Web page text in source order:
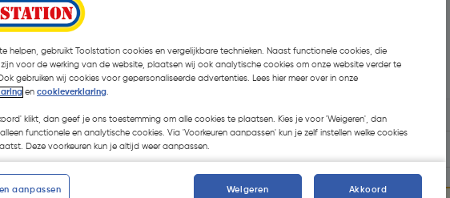
opmerking(en)
€ 1,94| Excl. btw € 1,60
Kies productvariant(34)
helpen, gebruikt Toolstation cookies en vergelijkbare technieken. Naast functionele cookies, die
voor de werking van de website, plaatsen wij ook analytische cookies om onze website verder te
gebruiken wij cookies voor gepersonaliseerde advertenties. Lees hier meer over in onze
en cookieverklaring.
klikt, dan geef je ons toestemming om alle cookies te plaatsen. Kies je voor 'Weigeren', dan
functionele en analytische cookies. Via 'Voorkeuren aanpassen' kun je zelf instellen welke cookies
Deze voorkeuren kun je altijd weer aanpassen.
aanpassen Weigeren Akkoord